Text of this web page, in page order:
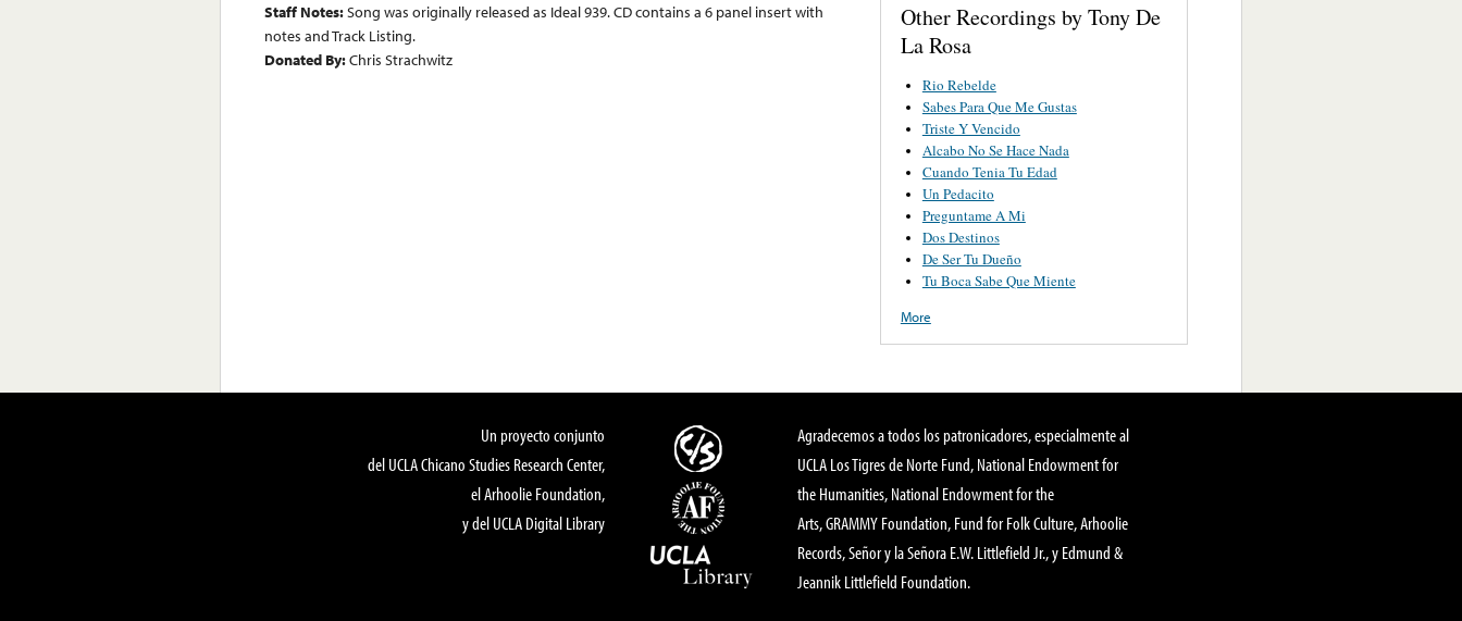
Staff Notes:Song was originally released as Ideal 939. CD contains a 6 panel insert with
notes and Track Listing.
Donated By:Chris Strachwitz
Other Recordings by Tony De
La Rosa
Rio Rebelde
Sabes Para Que Me Gustas
Triste Y Vencido
Alcabo No Se Hace Nada
Cuando Tenia Tu Edad
Un Pedacito
Preguntame A Mi
Dos Destinos
De Ser Tu Dueño
Tu Boca Sabe Que Miente
More
Un proyecto conjunto
del UCLA Chicano Studies Research Center,
el Arhoolie Foundation,
y del UCLA Digital Library
Agradecemos a todos los patronicadores, especialmente al
UCLA Los Tigres de Norte Fund, National Endowment for
the Humanities, National Endowment for the
Arts, GRAMMY Foundation, Fund for Folk Culture, Arhoolie
Records, Señor y la Señora E.W. Littlefield Jr., y Edmund &
Jeannik Littlefield Foundation.